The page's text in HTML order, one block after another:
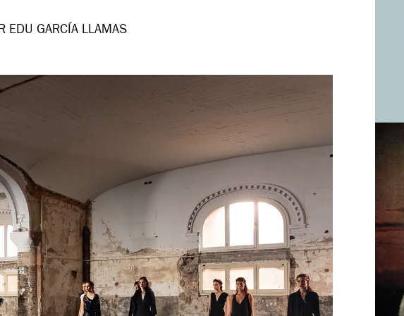
EDU GARCÍA LLAMAS